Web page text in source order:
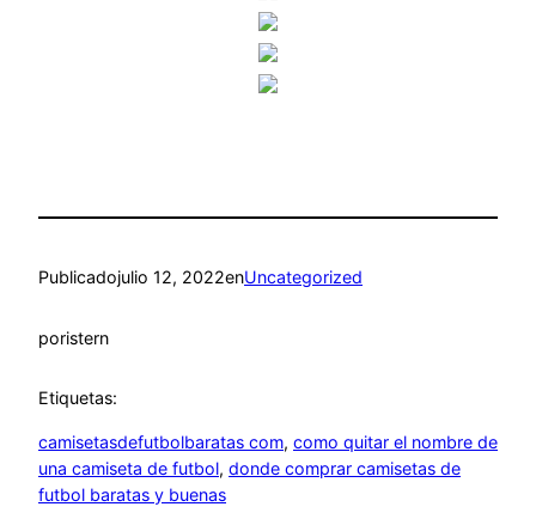
Publicadojulio 12, 2022enUncategorized
poristern
Etiquetas:
camisetasdefutbolbaratas com, como quitar el nombre de
una camiseta de futbol, donde comprar camisetas de
futbol baratas y buenas